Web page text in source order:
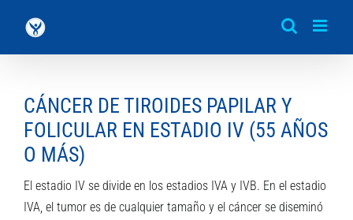
contenido
CÁNCER DE TIROIDES PAPILAR Y
FOLICULAR EN ESTADIO IV (55 AÑOS
O MÁS)
El estadio IV se divide en los estadios IVA y IVB. En el estadio
IVA, el tumor es de cualquier tamaño y el cáncer se diseminó